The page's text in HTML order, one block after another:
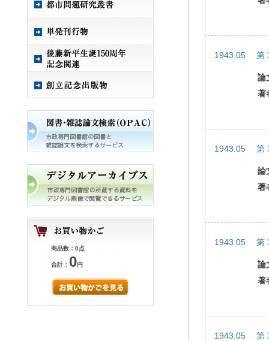
商品数：0点
合計： 0円
1943.05 第
論
著
1943.05 第
論
著
1943.05 第
論
著
1943.05 第